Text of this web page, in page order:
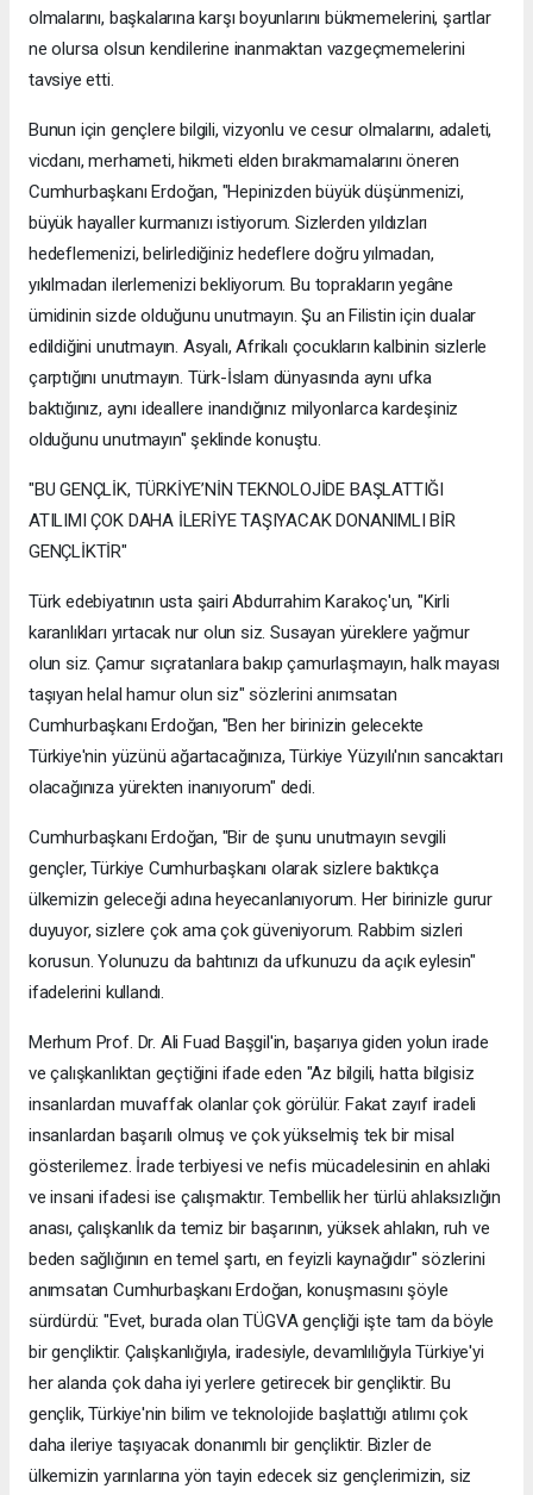
olmalarını, başkalarına karşı boyunlarını bükmemelerini, şartlar
ne olursa olsun kendilerine inanmaktan vazgeçmemelerini
tavsiye etti.
Bunun için gençlere bilgili, vizyonlu ve cesur olmalarını, adaleti,
vicdanı, merhameti, hikmeti elden bırakmamalarını öneren
Cumhurbaşkanı Erdoğan, "Hepinizden büyük düşünmenizi,
büyük hayaller kurmanızı istiyorum. Sizlerden yıldızları
hedeflemenizi, belirlediğiniz hedeflere doğru yılmadan,
yıkılmadan ilerlemenizi bekliyorum. Bu toprakların yegâne
ümidinin sizde olduğunu unutmayın. Şu an Filistin için dualar
edildiğini unutmayın. Asyalı, Afrikalı çocukların kalbinin sizlerle
çarptığını unutmayın. Türk-İslam dünyasında aynı ufka
baktığınız, aynı ideallere inandığınız milyonlarca kardeşiniz
olduğunu unutmayın" şeklinde konuştu.
"BU GENÇLİK, TÜRKİYE’NİN TEKNOLOJİDE BAŞLATTIĞI
ATILIMI ÇOK DAHA İLERİYE TAŞIYACAK DONANIMLI BİR
GENÇLİKTİR"
Türk edebiyatının usta şairi Abdurrahim Karakoç'un, "Kirli
karanlıkları yırtacak nur olun siz. Susayan yüreklere yağmur
olun siz. Çamur sıçratanlara bakıp çamurlaşmayın, halk mayası
taşıyan helal hamur olun siz" sözlerini anımsatan
Cumhurbaşkanı Erdoğan, "Ben her birinizin gelecekte
Türkiye'nin yüzünü ağartacağınıza, Türkiye Yüzyılı'nın sancaktarı
olacağınıza yürekten inanıyorum" dedi.
Cumhurbaşkanı Erdoğan, "Bir de şunu unutmayın sevgili
gençler, Türkiye Cumhurbaşkanı olarak sizlere baktıkça
ülkemizin geleceği adına heyecanlanıyorum. Her birinizle gurur
duyuyor, sizlere çok ama çok güveniyorum. Rabbim sizleri
korusun. Yolunuzu da bahtınızı da ufkunuzu da açık eylesin"
ifadelerini kullandı.
Merhum Prof. Dr. Ali Fuad Başgil'in, başarıya giden yolun irade
ve çalışkanlıktan geçtiğini ifade eden "Az bilgili, hatta bilgisiz
insanlardan muvaffak olanlar çok görülür. Fakat zayıf iradeli
insanlardan başarılı olmuş ve çok yükselmiş tek bir misal
gösterilemez. İrade terbiyesi ve nefis mücadelesinin en ahlaki
ve insani ifadesi ise çalışmaktır. Tembellik her türlü ahlaksızlığın
anası, çalışkanlık da temiz bir başarının, yüksek ahlakın, ruh ve
beden sağlığının en temel şartı, en feyizli kaynağıdır" sözlerini
anımsatan Cumhurbaşkanı Erdoğan, konuşmasını şöyle
sürdürdü: "Evet, burada olan TÜGVA gençliği işte tam da böyle
bir gençliktir. Çalışkanlığıyla, iradesiyle, devamlılığıyla Türkiye'yi
her alanda çok daha iyi yerlere getirecek bir gençliktir. Bu
gençlik, Türkiye'nin bilim ve teknolojide başlattığı atılımı çok
daha ileriye taşıyacak donanımlı bir gençliktir. Bizler de
ülkemizin yarınlarına yön tayin edecek siz gençlerimizin, siz